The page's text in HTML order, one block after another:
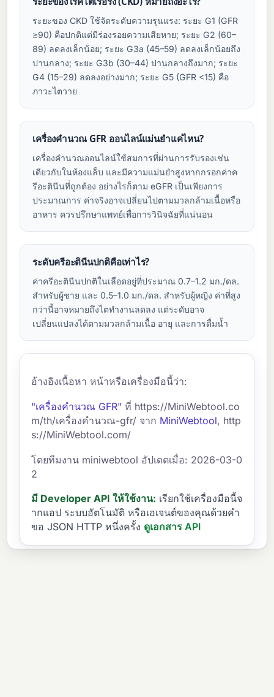
ระยะของ CKD ใช้จัดระดับความรุนแรง: ระยะ G1 (GFR
≥90) คือปกติแต่มีร่องรอยความเสียหาย; ระยะ G2 (60–
89) ลดลงเล็กน้อย; ระยะ G3a (45–59) ลดลงเล็กน้อยถึง
ปานกลาง; ระยะ G3b (30–44) ปานกลางถึงมาก; ระยะ
G4 (15–29) ลดลงอย่างมาก; ระยะ G5 (GFR <15) คือ
ภาวะไตวาย
เครื่องคำนวณ GFR ออนไลน์แม่นยำแค่ไหน?
เครื่องคำนวณออนไลน์ใช้สมการที่ผ่านการรับรองเช่น
เดียวกับในห้องแล็บ และมีความแม่นยำสูงหากกรอกค่าค
รีอะตินีนที่ถูกต้อง อย่างไรก็ตาม eGFR เป็นเพียงการ
ประมาณการ ค่าจริงอาจเปลี่ยนไปตามมวลกล้ามเนื้อหรือ
อาหาร ควรปรึกษาแพทย์เพื่อการวินิจฉัยที่แน่นอน
ระดับครีอะตินีนปกติคือเท่าไร?
ค่าครีอะตินีนปกติในเลือดอยู่ที่ประมาณ 0.7–1.2 มก./ดล.
สำหรับผู้ชาย และ 0.5–1.0 มก./ดล. สำหรับผู้หญิง ค่าที่สูง
กว่านี้อาจหมายถึงไตทำงานลดลง แต่ระดับอาจ
เปลี่ยนแปลงได้ตามมวลกล้ามเนื้อ อายุ และการดื่มน้ำ
อ้างอิงเนื้อหา หน้าหรือเครื่องมือนี้ว่า:
"เครื่องคำนวณ GFR" ที่ https://MiniWebtool.co
m/th/เครื่องคำนวณ-gfr/ จาก MiniWebtool, http
s://MiniWebtool.com/
โดยทีมงาน miniwebtool อัปเดตเมื่อ: 2026-03-0
2
มี Developer API ให้ใช้งาน: เรียกใช้เครื่องมือนี้จ
ากแอป ระบบอัตโนมัติ หรือเอเจนต์ของคุณด้วยคำ
ขอ JSON HTTP หนึ่งครั้ง ดูเอกสาร API